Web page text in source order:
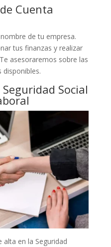
Cuenta
de tu empresa.
tus finanzas y realizar
asesoraremos sobre las
Social
alta en la Seguridad